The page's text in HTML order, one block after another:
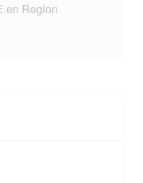
en Region